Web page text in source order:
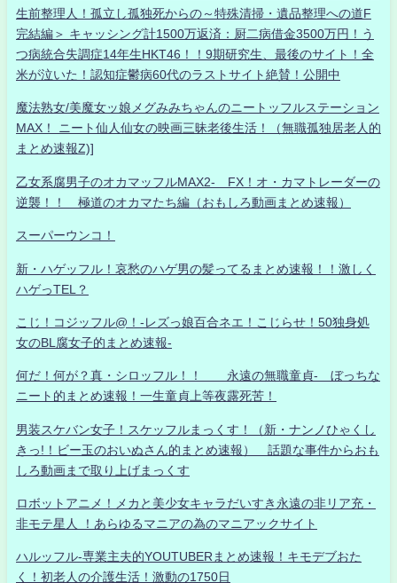
生前整理人！孤立し孤独死からの～特殊清掃・遺品整理への道F
完結編＞ キャッシング計1500万返済：厨二病借金3500万円！う
つ病統合失調症14年生HKT46！！9期研究生、最後のサイト！全
米が泣いた！認知症鬱病60代のラストサイト絶賛！公開中
魔法熟女/美魔女ッ娘メグみみちゃんのニートッフルステーション
MAX！ ニート仙人仙女の映画三昧老後生活！（無職孤独居老人的
まとめ速報Z)]
乙女系腐男子のオカマッフルMAX2- FX！オ・カマトレーダーの
逆襲！！ 極道のオカマたち編（おもしろ動画まとめ速報）
スーパーウンコ！
新・ハゲッフル！哀愁のハゲ男の髪ってるまとめ速報！！激しく
ハゲっTEL？
こじ！コジッフル@！-レズっ娘百合ネエ！こじらせ！50独身処
女のBL腐女子的まとめ速報-
何だ！何が？真・シロッフル！！ 永遠の無職童貞- ぼっちな
ニート的まとめ速報！一生童貞上等夜露死苦！
男装スケバン女子！スケッフルまっくす！（新・ナンノひゃくし
きっ!！ビー玉のおいぬさん的まとめ速報） 話題な事件からおも
しろ動画まで取り上げまっくす
ロボットアニメ！メカと美少女キャラだいすき永遠の非リア充・
非モテ星人 ！あらゆるマニアの為のマニアックサイト
ハルッフル-専業主夫的YOUTUBERまとめ速報！キモデブおた
く！初老人の介護生活！激動の1750日